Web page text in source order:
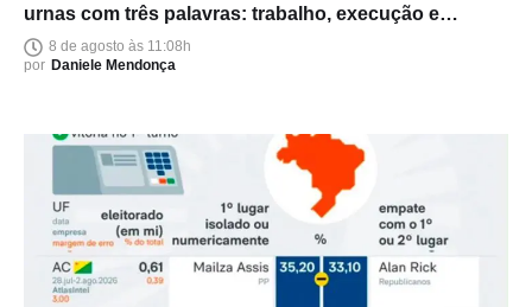
urnas com três palavras: trabalho, execução e
entrega
8 de agosto às 11:08h
por Daniele Mendonça